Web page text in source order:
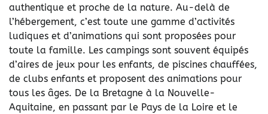
authentique et proche de la nature. Au-delà de
l’hébergement, c’est toute une gamme d’activités
ludiques et d’animations qui sont proposées pour
toute la famille. Les campings sont souvent équipés
d’aires de jeux pour les enfants, de piscines chauffées,
de clubs enfants et proposent des animations pour
tous les âges. De la Bretagne à la Nouvelle-
Aquitaine, en passant par le Pays de la Loire et le